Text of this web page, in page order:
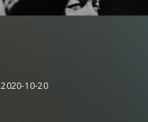
2020-10-20